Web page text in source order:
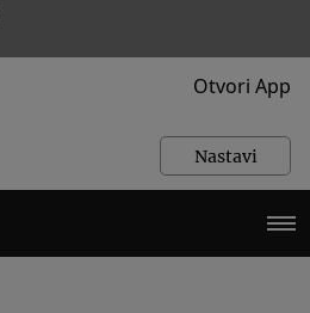
Otvori App
Nastavi